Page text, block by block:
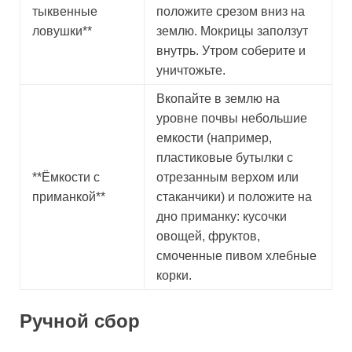
тыквенные
ловушки**
положите срезом вниз на
землю. Мокрицы заползут
внутрь. Утром соберите и
уничтожьте.
**Ёмкости с
приманкой**
Вкопайте в землю на
уровне почвы небольшие
емкости (например,
пластиковые бутылки с
отрезанным верхом или
стаканчики) и положите на
дно приманку: кусочки
овощей, фруктов,
смоченные пивом хлебные
корки.
Ручной сбор